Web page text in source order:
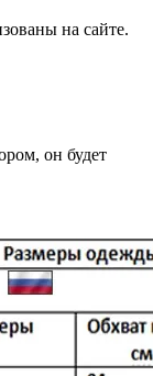
на сайте.
он будет